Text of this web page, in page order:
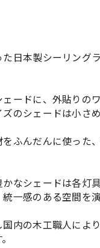
日本製シーリング
ードに、外貼りの
のシェードは小さ
をふんだんに使った
なシェードは各灯
一感のある空間を演
国内の木工職人によ